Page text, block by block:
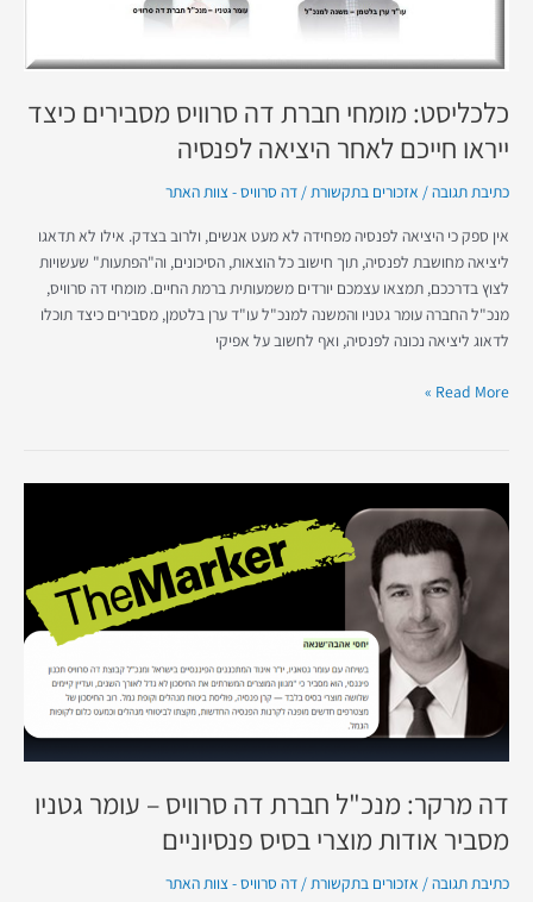
כלכליסט: מומחי חברת דה סרוויס מסבירים כיצד
ייראו חייכם לאחר היציאה לפנסיה
כתיבת תגובה/ אזכורים בתקשורת/ דה סרוויס - צוות האתר
אין ספק כי היציאה לפנסיה מפחידה לא מעט אנשים, ולרוב בצדק. אילו לא תדאגו
ליציאה מחושבת לפנסיה, תוך חישוב כל הוצאות, הסיכונים, וה"הפתעות" שעשויות
לצוץ בדרככם, תמצאו עצמכם יורדים משמעותית ברמת החיים. מומחי דה סרוויס,
מנכ"ל החברה עומר גטניו והמשנה למנכ"ל עו"ד ערן בלטמן, מסבירים כיצד תוכלו
לדאוג ליציאה נכונה לפנסיה, ואף לחשוב על אפיקי
Read More »
דה מרקר: מנכ"ל חברת דה סרוויס – עומר גטניו
מסביר אודות מוצרי בסיס פנסיוניים
כתיבת תגובה/ אזכורים בתקשורת / דה סרוויס - צוות האתר
מרקר:
מסביר
אודות
בסיס
פנסיוניים